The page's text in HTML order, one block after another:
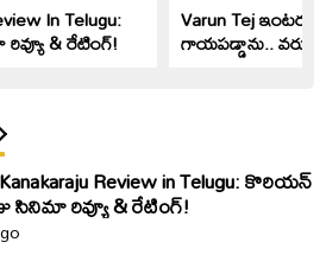
In Telugu:
& రేటింగ్!
Varun Tej
గాయపడ్డాను.. వరుణ్
Review in Telugu: కొరియ‌న్
సినిమా రివ్యూ & రేటింగ్!